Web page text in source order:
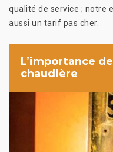
qualité de service ; notre
aussi un tarif pas cher.
L’importance
chaudière